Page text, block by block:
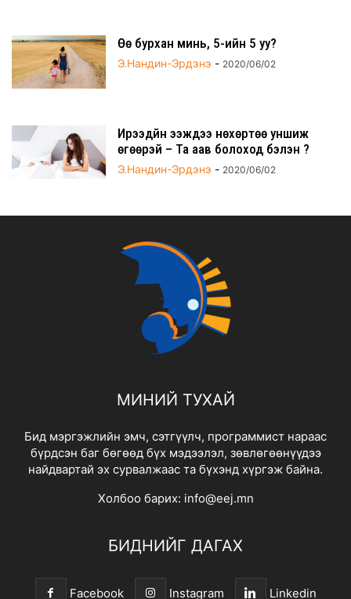
Өө бурхан минь, 5-ийн 5 уу?
Э.Нандин-Эрдэнэ - 2020/06/02
Ирээдүйн ээжүүдээ нөхөртөө уншиж
өгөөрэй – Та аав болоход бэлэн үү?
Э.Нандин-Эрдэнэ - 2020/06/02
МИНИЙ ТУХАЙ
Бид мэргэжлийн эмч, сэтгүүлч, программист нараас
бүрдсэн баг бөгөөд бүх мэдээлэл, зөвлөгөөнүүдээ
найдвартай эх сурвалжаас та бүхэнд хүргэж байна.
Холбоо барих: info@eej.mn
БИДНИЙГ ДАГАХ
Facebook Instagram Linkedin